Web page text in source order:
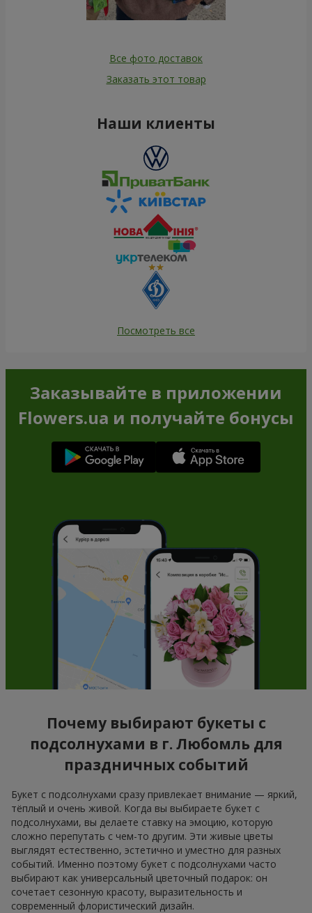
Все фото доставок
Заказать этот товар
Наши клиенты
Посмотреть все
Заказывайте в приложении
Flowers.ua и получайте бонусы
Почему выбирают букеты с
подсолнухами в г. Любомль для
праздничных событий
Букет с подсолнухами сразу привлекает внимание — яркий,
тёплый и очень живой. Когда вы выбираете букет с
подсолнухами, вы делаете ставку на эмоцию, которую
сложно перепутать с чем-то другим. Эти живые цветы
выглядят естественно, эстетично и уместно для разных
событий. Именно поэтому букет с подсолнухами часто
выбирают как универсальный цветочный подарок: он
сочетает сезонную красоту, выразительность и
современный флористический дизайн.